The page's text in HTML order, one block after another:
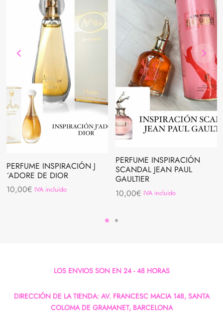
PERFUME INSPIRACIÓN J
´ADORE DE DIOR
10,00€ IVA incluido
PERFUME INSPIRACIÓN
SCANDAL JEAN PAUL
GAULTIER
10,00€ IVA incluido
LOS ENVIOS SON EN 24 - 48 HORAS
DIRECCIÓN DE LA TIENDA: AV. FRANCESC MACIA 148, SANTA
COLOMA DE GRAMANET, BARCELONA